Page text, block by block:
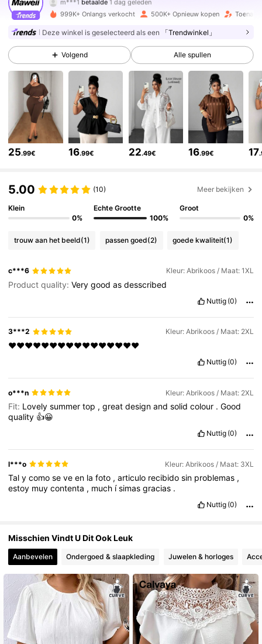
e***1 gevolgd5 uur geleden
4.79 350K Volgers
350K Volgers
4.79 350K Volgers
4.79 350K Volgers
4.79
4.79 350K Volgers
999K+ Onlangs verkocht 500K+ Opnieuw kopen
Deze winkel is geselecteerd als een 「Trendwinkel」
Volgend Alle spullen
25.99€ 16.99€ 22.49€ 16.99€ 17
5.00 (10) Meer bekijken
Klein
0%
Echte Grootte
100%
Groot
0%
trouw aan het beeld(1) passen goed(2) goede kwaliteit(1)
c***6 Kleur: Abrikoos / Maat: 1XL
Product quality:Verygoodasdesscribed
Nuttig (0)
3***2 Kleur: Abrikoos / Maat: 2XL
❤️❤️❤️❤️❤️❤️❤️❤️❤️❤️❤️❤️❤️❤️❤️❤️
Nuttig (0)
o***n Kleur: Abrikoos / Maat: 2XL
Fit: Lovelysummertop ,greatdesignandsolidcolour .Good
quality 👍😀
Nuttig (0)
l***o Kleur: Abrikoos / Maat: 3XL
Talycomoseveen lafoto ,articulo recibidosin problemas ,
estoy muycontenta , much ísimasgracias .
Nuttig (0)
Misschien Vindt U Dit Ook Leuk
Aanbevelen Ondergoed & slaapkleding Juwelen & horloges